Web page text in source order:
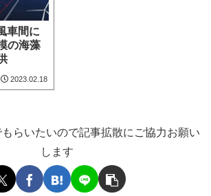
車間に
の海藻
2023.02.18
らいたいので記事拡散にご協力お願い
します